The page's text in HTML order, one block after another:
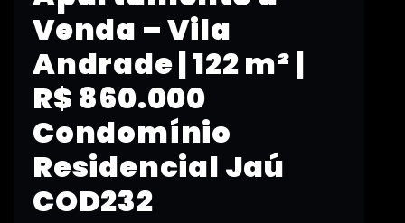
Venda – Vila
Andrade | 122 m² |
R$ 860.000
Condomínio
Residencial Jaú
COD232